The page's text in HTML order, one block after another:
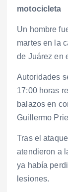
motocicleta
Un hombre
martes en la
de Juárez en
Autoridades
17:00 horas
balazos en
Guillermo
Tras el
atendieron a
ya había
lesiones.